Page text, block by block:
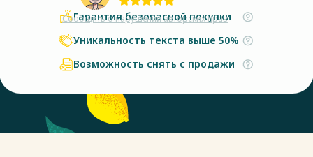
Сообщить о нарушении авторских прав
Гарантия безопасной покупки
Уникальность текста выше 50%
Возможность снять с продажи